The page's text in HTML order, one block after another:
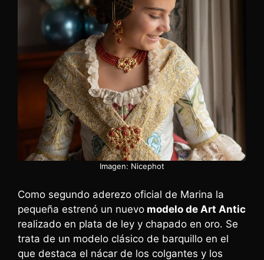
Imagen: Nicephot
Como segundo aderezo oficial de Marina la
pequeña estrenó un nuevo modelo de Art Antic
realizado en plata de ley y chapado en oro. Se
trata de un modelo clásico de barquillo en el
que destaca el nácar de los colgantes y los